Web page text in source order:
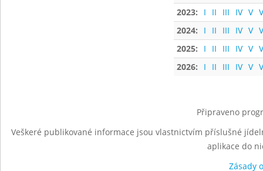
2023:
I II III IV V
2024:
I II III IV V
2025:
I II III IV V
2026:
I II III IV V
Připraveno
Veškeré publikované informace jsou vlastnictvím příslušné
aplikace do
Zásady